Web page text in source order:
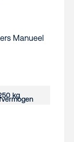
kg